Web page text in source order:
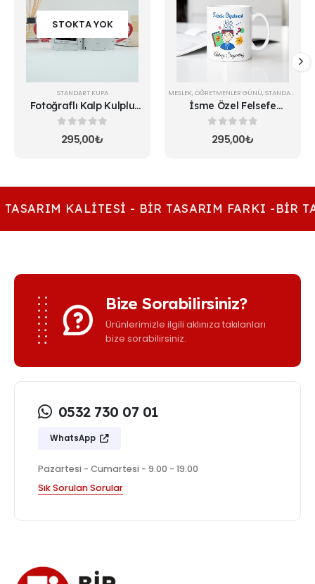
STOKTA YOK
STANDART KUPA
Fotoğraflı Kalp Kulplu
Kupa
05 üzerinden
295,00₺
MESLEK, ÖĞRETMENLER GÜNÜ, STANDART KUPA
İsme Özel Felsefe
Öğretmeni Kupa
05 üzerinden
295,00₺
KALITESI - BIR TASARIM FARKI -BIR
Bize Sorabilirsiniz?
Ürünlerimizle ilgili aklınıza takılanları
bize sorabilirsiniz.
0532 730 07 01
WhatsApp
Pazartesi - Cumartesi - 9.00 - 19.00
Sık Sorulan Sorular